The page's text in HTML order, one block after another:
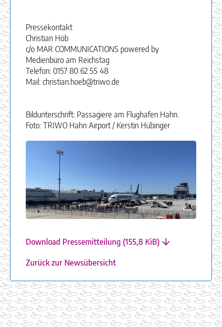
Pressekontakt
Christian Höb
c/o MAR COMMUNICATIONS powered by
Medienbüro am Reichstag
Telefon: 0157 80 62 55 48
Mail: christian.hoeb@triwo.de
Bildunterschrift: Passagiere am Flughafen Hahn.
Foto: TRIWO Hahn Airport / Kerstin Hübinger
Download Pressemitteilung (155,8 KiB)
Zurück zur Newsübersicht